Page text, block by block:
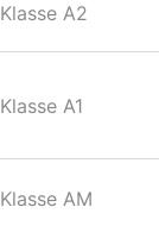
Klasse A2
Klasse A1
Klasse AM